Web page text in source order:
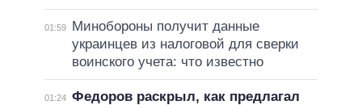
01:59
Минобороны получит данные
украинцев из налоговой для сверки
воинского учета: что известно
01:24 Федоров раскрыл, как предлагал